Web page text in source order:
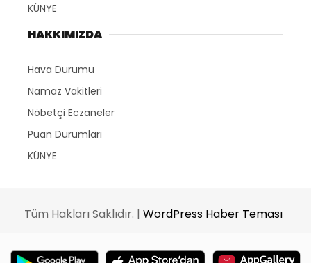
KÜNYE
HAKKIMIZDA
Hava Durumu
Namaz Vakitleri
Nöbetçi Eczaneler
Puan Durumları
KÜNYE
Tüm Hakları Saklıdır. | WordPress Haber Teması